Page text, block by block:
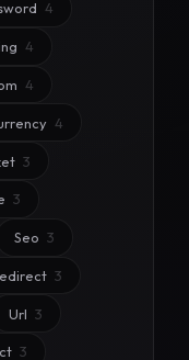
4
4
4
4
3
3
Seo 3
3
Url 3
3